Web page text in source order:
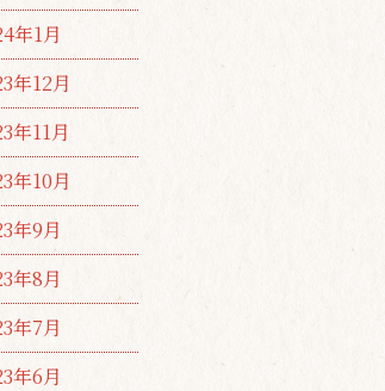
年1月
年12月
年11月
年10月
年9月
年8月
年7月
年6月